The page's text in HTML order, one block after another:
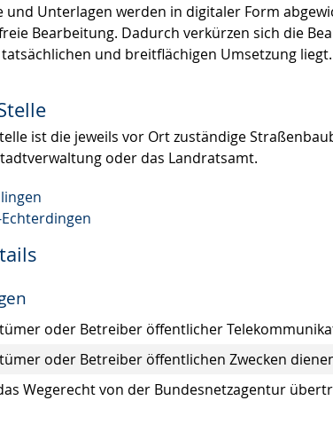
und Unterlagen werden in digitaler Form
Bearbeitung. Dadurch verkürzen sich die
und breitflächigen Umsetzung liegt.
ist die jeweils vor Ort zuständige
oder das Landratsamt.
oder Betreiber öffentlicher
oder Betreiber öffentlichen Zwecken
Wegerecht von der Bundesnetzagentur